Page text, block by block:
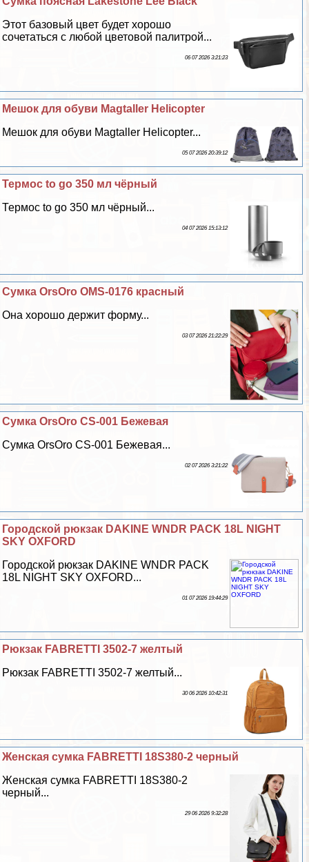
Этот базовый цвет будет хорошо
сочетаться с любой цветовой палитрой...
06 07 2026 3:21:23
Мешок для обуви Magtaller Helicopter
Мешок для обуви Magtaller Helicopter...
05 07 2026 20:39:12
Термос to go 350 мл чёрный
Термос to go 350 мл чёрный...
04 07 2026 15:13:12
Сумка OrsOro OMS-0176 красный
Она хорошо держит форму...
03 07 2026 21:22:29
Сумка OrsOro CS-001 Бежевая
Сумка OrsOro CS-001 Бежевая...
02 07 2026 3:21:22
Городской рюкзак DAKINE WNDR PACK 18L NIGHT
SKY OXFORD
Городской рюкзак DAKINE WNDR PACK
18L NIGHT SKY OXFORD...
01 07 2026 19:44:29
Рюкзак FABRETTI 3502-7 желтый
Рюкзак FABRETTI 3502-7 желтый...
30 06 2026 10:42:31
Женская сумка FABRETTI 18S380-2 черный
Женская сумка FABRETTI 18S380-2
черный...
29 06 2026 9:32:28